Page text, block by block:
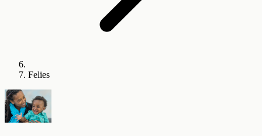
Felies